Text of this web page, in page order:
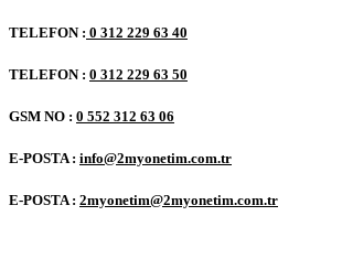
TELEFON : 0 312 229 63 40
TELEFON : 0 312 229 63 50
GSM NO : 0 552 312 63 06
E-POSTA : info@2myonetim.com.tr
E-POSTA : 2myonetim@2myonetim.com.tr